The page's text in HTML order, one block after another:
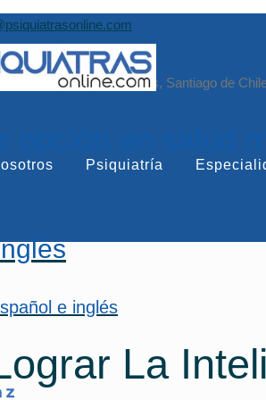
79, of. 407, Las Condes, Santiago de
opción en salud
e inglés
Psiquiatría
La